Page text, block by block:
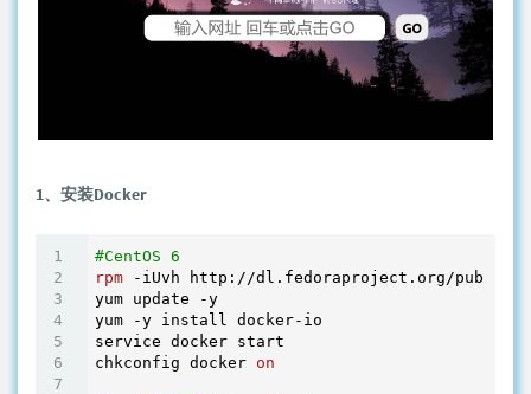
1、安装Docker
#CentOS 6
rpm -iUvh http://dl.fedoraproject.org/pub/epel/
yum update -y
yum -y install docker-io
service docker start
chkconfig docker on